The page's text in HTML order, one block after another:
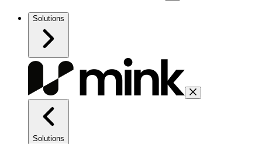
Solutions
Solutions